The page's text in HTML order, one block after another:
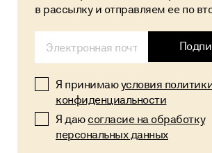
в рассылку и отправляем ее по
Я принимаюусловия
конфиденциальности
Я даю согласие на обработку
персональных данных
Alternative: